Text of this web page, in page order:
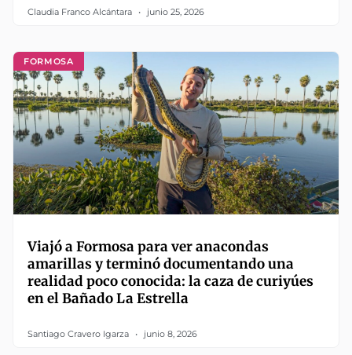
Claudia Franco Alcántara junio 25, 2026
FORMOSA
Viajó a Formosa para ver anacondas
amarillas y terminó documentando una
realidad poco conocida: la caza de curiyúes
en el Bañado La Estrella
Santiago Cravero Igarza junio 8, 2026